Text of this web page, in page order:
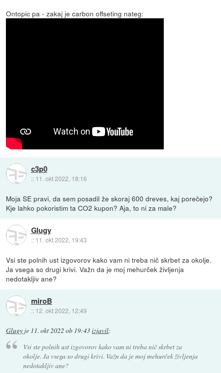
Ontopic pa - zakaj je carbon offseting nateg:
c3p0
:: 11. okt 2022, 18:16
Moja SE pravi, da sem posadil že skoraj 600 dreves, kaj porečejo?
Kje lahko pokoristim ta CO2 kupon? Aja, to ni za male?
Glugy
:: 11. okt 2022, 19:43
Vsi ste polnih ust izgovorov kako vam ni treba nič skrbet za okolje.
Ja vsega so drugi krivi. Važn da je moj mehurček življenja
nedotakljiv ane?
miroB
:: 12. okt 2022, 12:49
Glugy je 11. okt 2022 ob 19:43izjavil:
Vsi ste polnih ust izgovorov kako vam ni treba nič skrbet za
okolje. Ja vsega so drugi krivi. Važn da je moj mehurček življenja
nedotakljiv ane?